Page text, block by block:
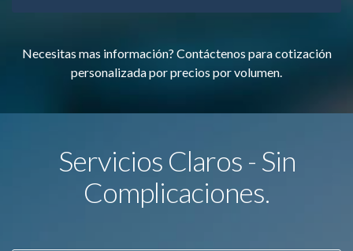
Necesitas mas información? Contáctenos para cotización
personalizada por precios por volumen.
Servicios Claros - Sin
Complicaciones.